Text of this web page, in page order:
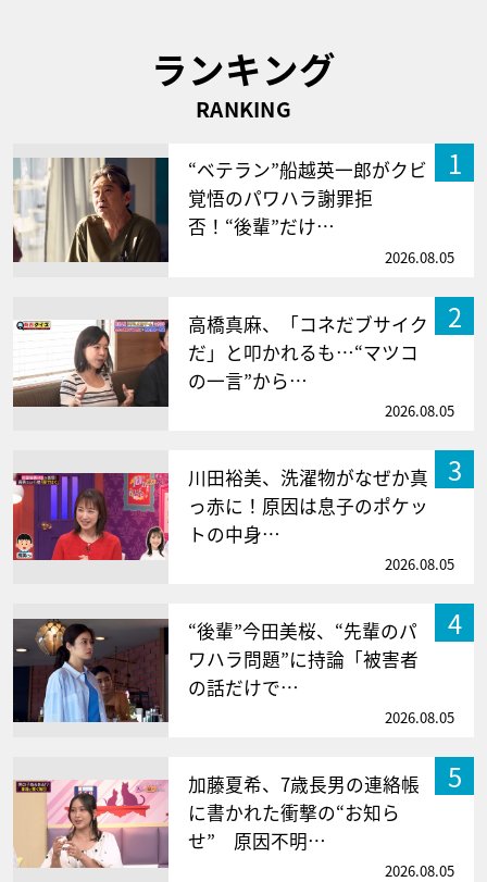
ランキング
RANKING
1
“ベテラン”船越英一郎がクビ
覚悟のパワハラ謝罪拒
否！“後輩”だけ…
2026.08.05
2
高橋真麻、「コネだブサイク
だ」と叩かれるも…“マツコ
の一言”から…
2026.08.05
3
川田裕美、洗濯物がなぜか真
っ赤に！原因は息子のポケッ
トの中身…
2026.08.05
4
“後輩”今田美桜、“先輩のパ
ワハラ問題”に持論「被害者
の話だけで…
2026.08.05
5
加藤夏希、7歳長男の連絡帳
に書かれた衝撃の“お知ら
せ” 原因不明…
2026.08.05